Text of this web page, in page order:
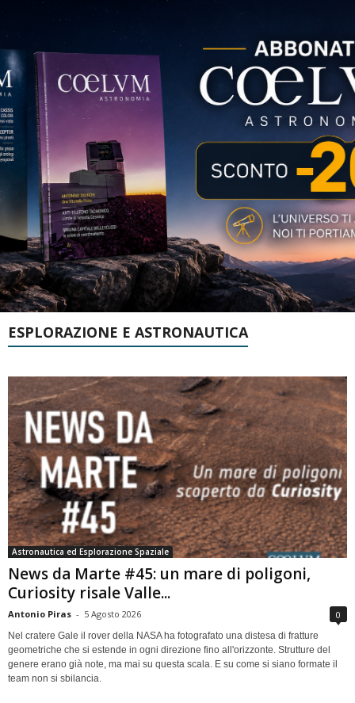
ESPLORAZIONE E ASTRONAUTICA
Astronautica ed Esplorazione Spaziale
News da Marte #45: un mare di poligoni,
Curiosity risale Valle...
Antonio Piras - 5 Agosto 2026 0
Nel cratere Gale il rover della NASA ha fotografato una distesa di fratture
geometriche che si estende in ogni direzione fino all'orizzonte. Strutture del
genere erano già note, ma mai su questa scala. E su come si siano formate il
team non si sbilancia.